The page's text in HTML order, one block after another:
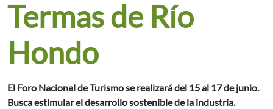
Termas de Río
Hondo
El Foro Nacional de Turismo se realizará del 15 al 17 de junio.
Busca estimular el desarrollo sostenible de la industria.